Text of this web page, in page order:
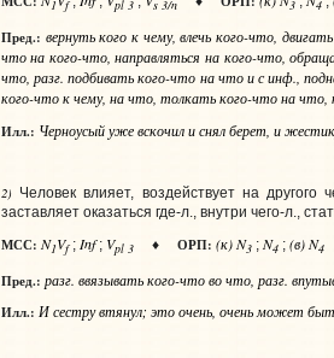
1 f pl 3 s 3/n 3 4
Пред.: вернутького к чему, влечького-что, двигать
что на кого-что, направляться на кого-что,
что,разг. подбиватького-что на что и с инф.,
кого-чток чему, на что, толкатького-что на что,
Илл.: Черноусый уже вскочил и снял берет, и
2) Человек влияет, воздействует на
заставляет оказаться где‑л., внутри чего‑л.,
МСС: N1Vf;Inf;Vpl 3 ♦ ОРП: (к) N3;N4;(в) N4
Пред.: разг. ввязыватького-что во что, разг.
Илл.: И сестру втянул; это очень, очень может